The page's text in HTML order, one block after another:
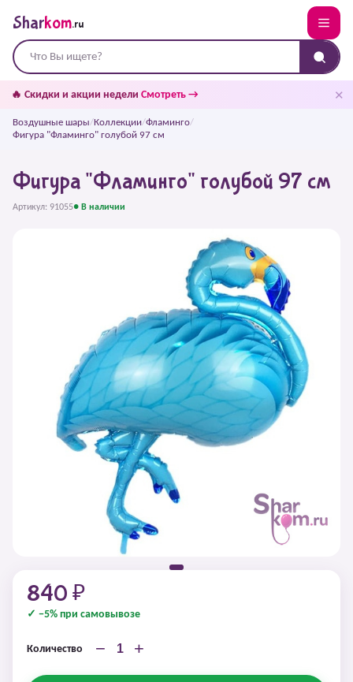
Sharkom.ru
🔥 Скидки и акции недели Смотреть → ✕
Воздушные шары/Коллекции/Фламинго/
Фигура "Фламинго" голубой 97 см
Фигура "Фламинго" голубой 97 см
Артикул: 91055● В наличии
840 ₽
✓ −5% при самовывозе
Количество − +